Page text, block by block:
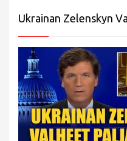
Ukrainan Zelenskyn